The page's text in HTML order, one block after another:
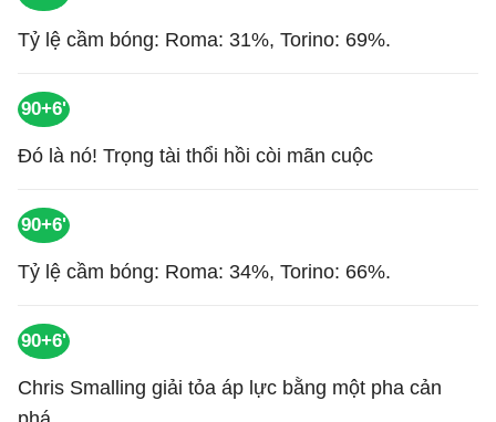
Tỷ lệ cầm bóng: Roma: 31%, Torino: 69%.
90+6'
Đó là nó! Trọng tài thổi hồi còi mãn cuộc
90+6'
Tỷ lệ cầm bóng: Roma: 34%, Torino: 66%.
90+6'
Chris Smalling giải tỏa áp lực bằng một pha cản